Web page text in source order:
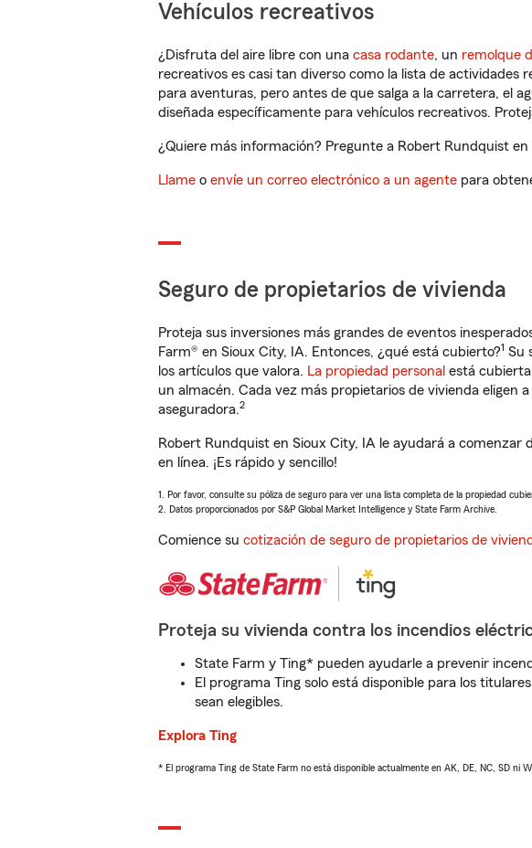
Vehículos recreativos
¿Disfruta del aire libre con una casa rodante, un remolque
recreativos es casi tan diverso como la lista de
para aventuras, pero antes de que salga a la carretera, el
diseñada específicamente para vehículos recreativos.
¿Quiere más información? Pregunte a Robert Rundquist
Llame o envíe un correo electrónico a un agente para
Seguro de propietarios de vivienda
Proteja sus inversiones más grandes de eventos
Farm® en Sioux City, IA. Entonces, ¿qué está cubierto?1 Su
los artículos que valora. La propiedad personal está
un almacén. Cada vez más propietarios de vivienda eligen
aseguradora.2
Robert Rundquist en Sioux City, IA le ayudará a
en línea. ¡Es rápido y sencillo!
1. Por favor, consulte su póliza de seguro para ver una lista completa de la propiedad
2. Datos proporcionados por S&P Global Market Intelligence y State Farm Archive.
Comience su cotización de seguro de propietarios de
Proteja su vivienda contra los incendios
State Farm y Ting* pueden ayudarle a prevenir
El programa Ting solo está disponible para los
sean elegibles.
Explora Ting
* El programa Ting de State Farm no está disponible actualmente en AK, DE, NC, SD ni